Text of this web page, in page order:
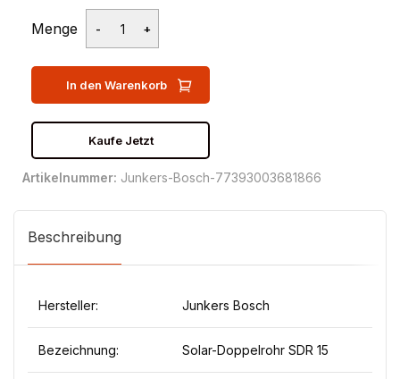
Menge
In den Warenkorb
Kaufe Jetzt
Artikelnummer: Junkers-Bosch-77393003681866
Beschreibung
Hersteller: Junkers Bosch
Bezeichnung: Solar-Doppelrohr SDR 15